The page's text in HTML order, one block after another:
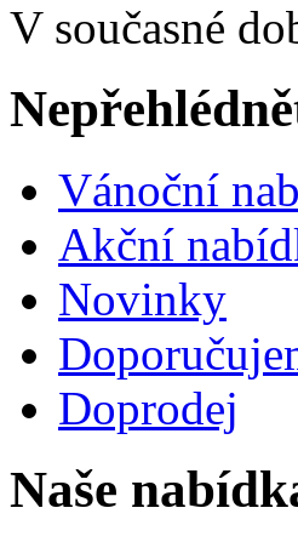
V současné
Vánoční
Akční
Novinky
Doprodej
Naše